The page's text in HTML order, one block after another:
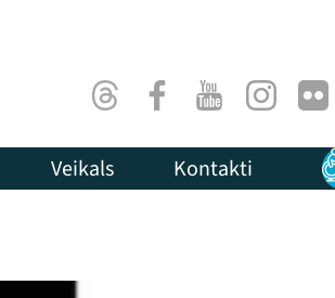
ThreadsFacebookYoutubeInstagram
Flick
Veikals Kontakti